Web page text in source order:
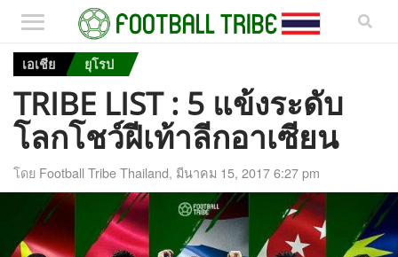
เอเชีย ยุโรป
TRIBE LIST : 5 แข้งระดับ
โลกโชว์ฝีเท้าลีกอาเซียน
โดย Football Tribe Thailand, มีนาคม 15, 2017 6:27 pm